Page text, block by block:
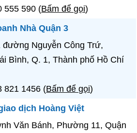
555 590 (Bấm để gọi)
Nhà Quận 3
đường Nguyễn Công Trứ,
Bình, Q. 1, Thành phố Hồ Chí
821 1456 (Bấm để gọi)
dịch Hoàng Việt
Văn Bánh, Phường 11, Quận